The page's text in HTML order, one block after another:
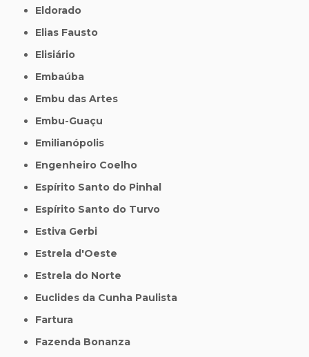
Eldorado
Elias Fausto
Elisiário
Embaúba
Embu das Artes
Embu-Guaçu
Emilianópolis
Engenheiro Coelho
Espírito Santo do Pinhal
Espírito Santo do Turvo
Estiva Gerbi
Estrela d'Oeste
Estrela do Norte
Euclides da Cunha Paulista
Fartura
Fazenda Bonanza